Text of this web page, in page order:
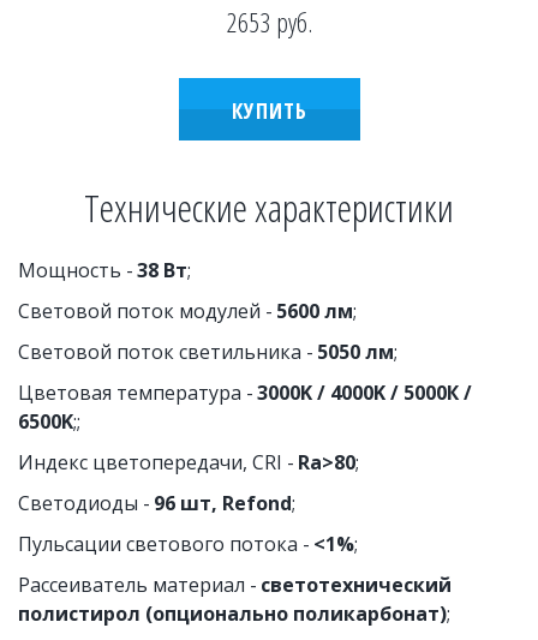
2653 руб.
КУПИТЬ
Технические характеристики
Мощность - 38 Вт;
Световой поток модулей - 5600 лм;
Световой поток светильника - 5050 лм;
Цветовая температура - 3000K / 4000K / 5000К /
6500K;;
Индекс цветопередачи, CRI - Ra>80;
Светодиоды - 96 шт, Refond;
Пульсации светового потока - <1%;
Рассеиватель материал - светотехнический
полистирол (опционально поликарбонат);